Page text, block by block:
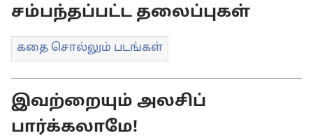
சம்பந்தப்பட்ட தலைப்புகள்
கதை சொல்லும் படங்கள்
இவற்றையும் அலசிப்
பார்க்கலாமே!